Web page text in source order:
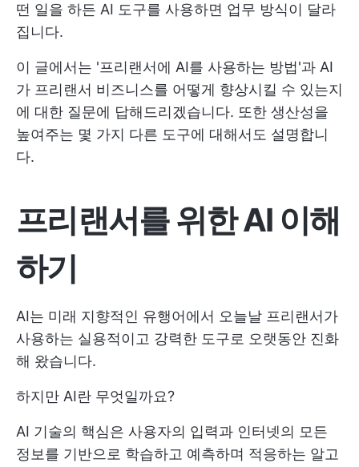
떤 일을 하든 AI 도구를 사용하면 업무 방식이 달라
집니다.
이 글에서는 '프리랜서에 AI를 사용하는 방법'과 AI
가 프리랜서 비즈니스를 어떻게 향상시킬 수 있는지
에 대한 질문에 답해드리겠습니다. 또한 생산성을
높여주는 몇 가지 다른 도구에 대해서도 설명합니
다.
프리랜서를 위한 AI 이해
하기
AI는 미래 지향적인 유행어에서 오늘날 프리랜서가
사용하는 실용적이고 강력한 도구로 오랫동안 진화
해 왔습니다.
하지만 AI란 무엇일까요?
AI 기술의 핵심은 사용자의 입력과 인터넷의 모든
정보를 기반으로 학습하고 예측하며 적응하는 알고